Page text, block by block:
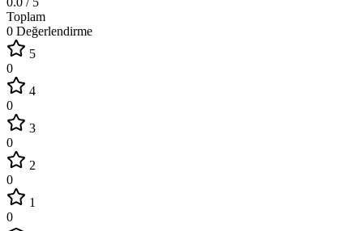
Toplam
0 Değerlendirme
5
0
4
0
3
0
2
0
1
0